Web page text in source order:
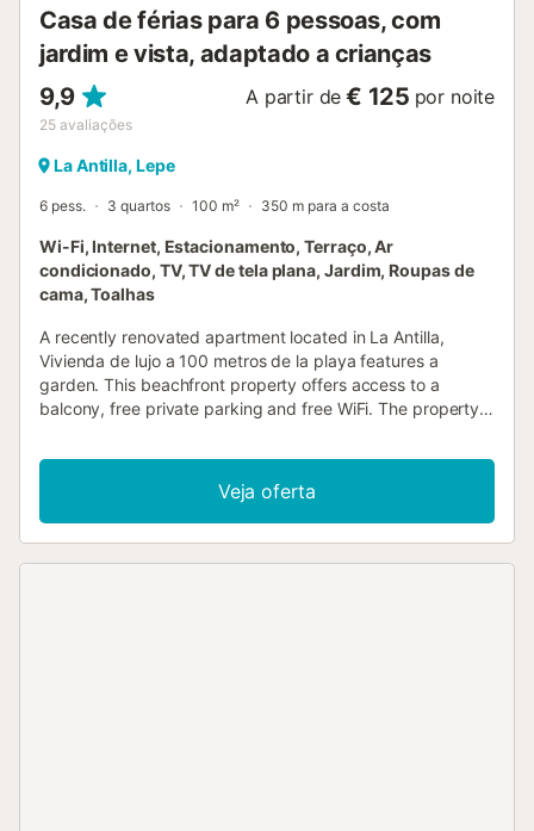
Casa de férias para 6 pessoas, com
jardim e vista, adaptado a crianças
9,9
25 avaliações
A partir de € 125 por noite
La Antilla, Lepe
6 pess. 3 quartos 100 m² 350 m para a costa
Wi-Fi, Internet, Estacionamento, Terraço, Ar
condicionado, TV, TV de tela plana, Jardim, Roupas de
cama, Toalhas
A recently renovated apartment located in La Antilla,
Vivienda de lujo a 100 metros de la playa features a
garden. This beachfront property offers access to a
balcony, free private parking and free WiFi. The property
Veja oferta